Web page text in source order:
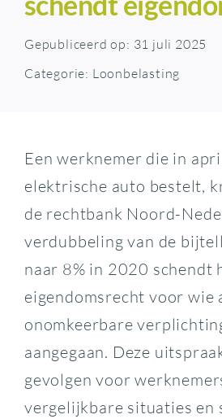
Gepubliceerd op: 31 juli 2025
Categorie: Loonbelasting
Een werknemer die in
elektrische auto bestelt,
de rechtbank Noord-
verdubbeling van de
naar 8% in 2020 schendt
eigendomsrecht voor wie
onomkeerbare
aangegaan. Deze
gevolgen voor
vergelijkbare situaties en